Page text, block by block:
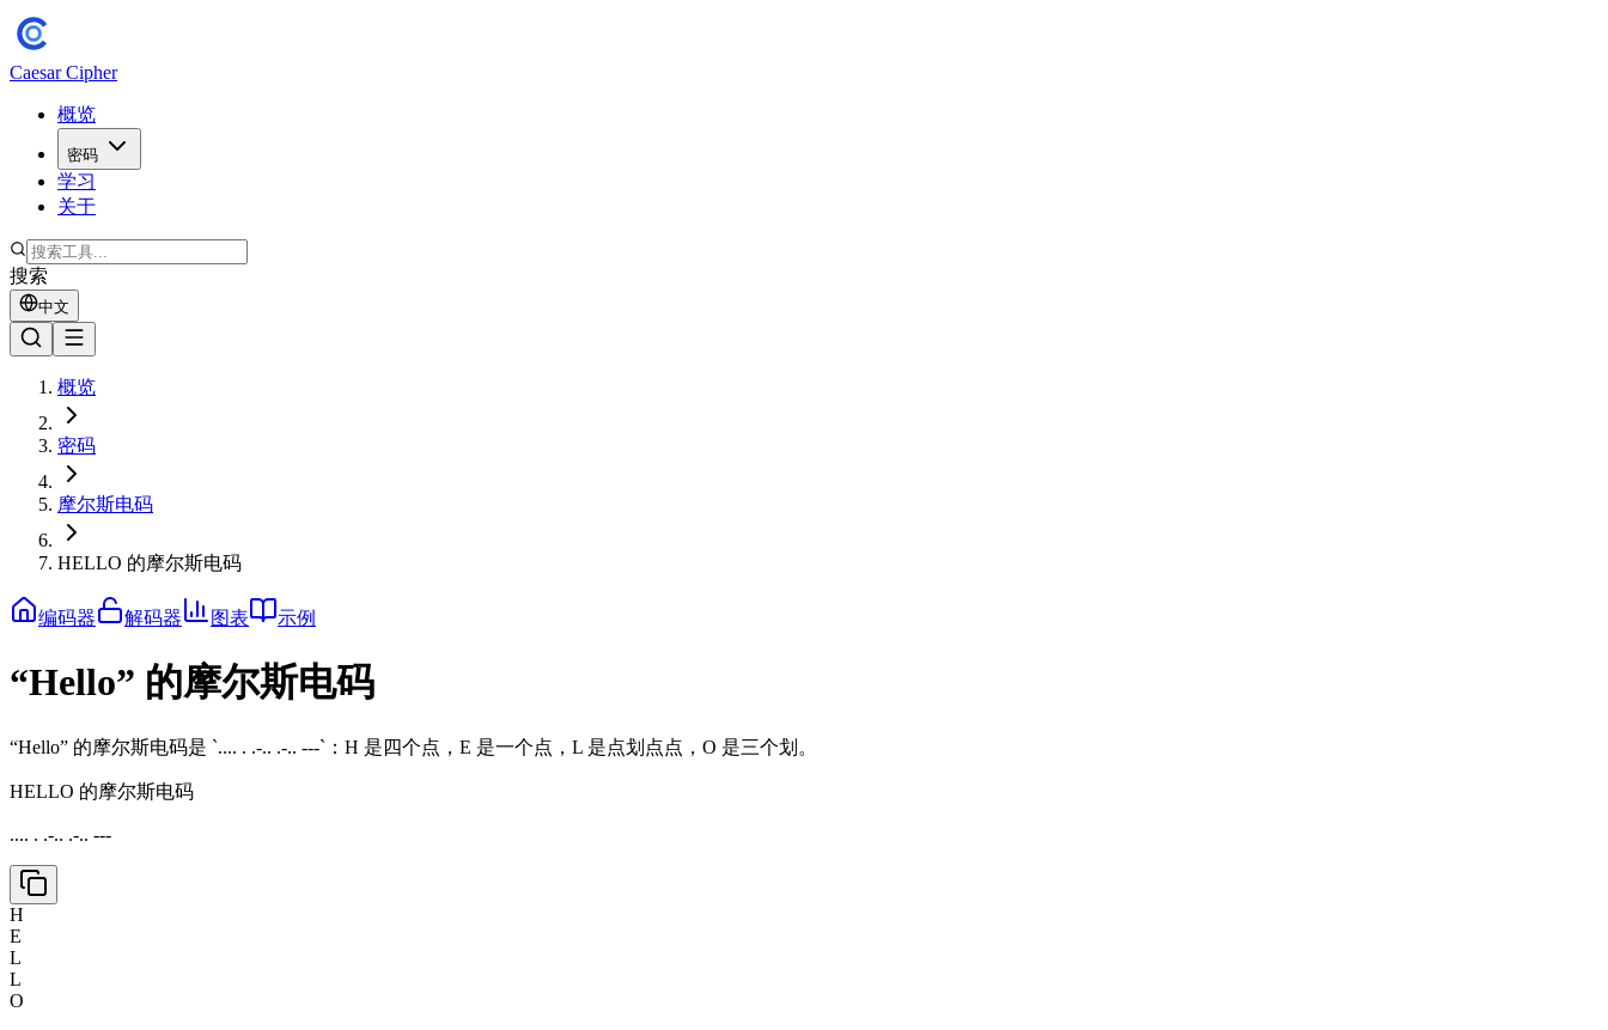
Caesar Cipher
概览
密码
学习
关于
搜索
中文
概览
密码
摩尔斯电码
HELLO 的摩尔斯电码
编码器 解码器 图表 示例
“Hello” 的摩尔斯电码
“Hello” 的摩尔斯电码是 `.... . .-.. .-.. ---`：H 是四个点，E 是一个点，L 是点划点点，O 是三个划。
HELLO 的摩尔斯电码
.... . .-.. .-.. ---
H
E
L
L
O